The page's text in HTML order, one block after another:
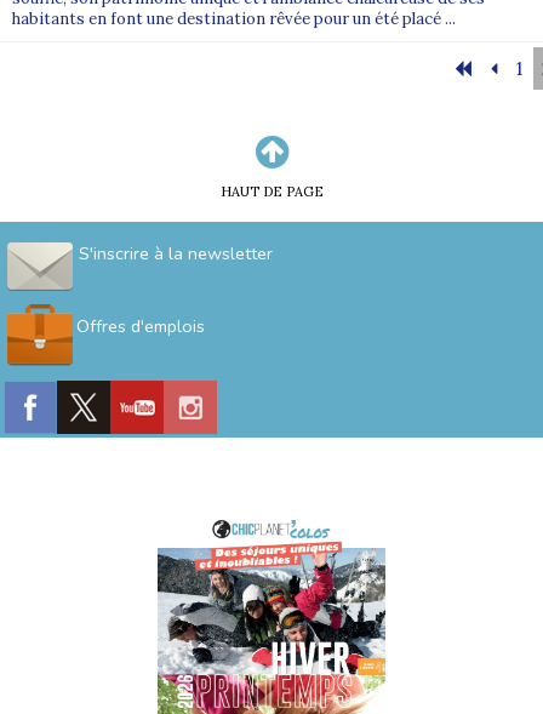
habitants en font une destination rêvée pour un été placé ...
1
HAUT DE PAGE
S'inscrire à la newsletter
Offres d'emplois